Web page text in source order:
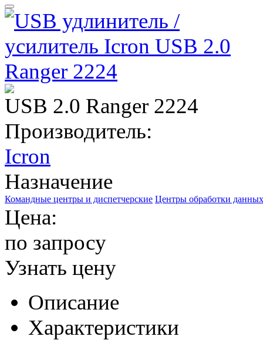
USB 2.0 Ranger 2224
Производитель:
Icron
Назначение
Командные центры и диспетчерские Центры обработки
Цена:
по запросу
Узнать цену
Описание
Характеристики